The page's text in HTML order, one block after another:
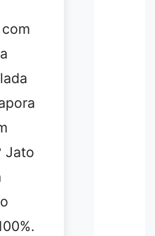
Jato